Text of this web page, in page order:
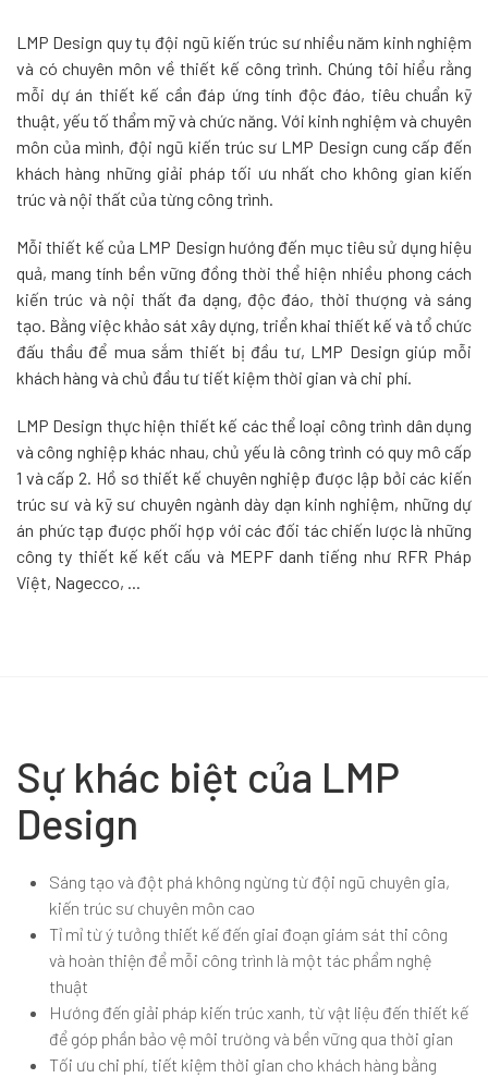
LMP Design quy tụ đội ngũ kiến trúc sư nhiều năm kinh nghiệm
và có chuyên môn về thiết kế công trình. Chúng tôi hiểu rằng
mỗi dự án thiết kế cần đáp ứng tính độc đáo, tiêu chuẩn kỹ
thuật, yếu tố thẩm mỹ và chức năng. Với kinh nghiệm và chuyên
môn của mình, đội ngũ kiến trúc sư LMP Design cung cấp đến
khách hàng những giải pháp tối ưu nhất cho không gian kiến
trúc và nội thất của từng công trình.
Mỗi thiết kế của LMP Design hướng đến mục tiêu sử dụng hiệu
quả, mang tính bền vững đồng thời thể hiện nhiều phong cách
kiến trúc và nội thất đa dạng, độc đáo, thời thượng và sáng
tạo. Bằng việc khảo sát xây dựng, triển khai thiết kế và tổ chức
đấu thầu để mua sắm thiết bị đầu tư, LMP Design giúp mỗi
khách hàng và chủ đầu tư tiết kiệm thời gian và chi phí.
LMP Design thực hiện thiết kế các thể loại công trình dân dụng
và công nghiệp khác nhau, chủ yếu là công trình có quy mô cấp
1 và cấp 2. Hồ sơ thiết kế chuyên nghiệp được lập bởi các kiến
trúc sư và kỹ sư chuyên ngành dày dạn kinh nghiệm, những dự
án phức tạp được phối hợp với các đối tác chiến lược là những
công ty thiết kế kết cấu và MEPF danh tiếng như RFR Pháp
Việt, Nagecco, ...
Sự khác biệt của LMP
Design
Sáng tạo và đột phá không ngừng từ đội ngũ chuyên gia,
kiến trúc sư chuyên môn cao
Tỉ mỉ từ ý tưởng thiết kế đến giai đoạn giám sát thi công
và hoàn thiện để mỗi công trình là một tác phẩm nghệ
thuật
Hướng đến giải pháp kiến trúc xanh, từ vật liệu đến thiết kế
để góp phần bảo vệ môi trường và bền vững qua thời gian
Tối ưu chi phí, tiết kiệm thời gian cho khách hàng bằng